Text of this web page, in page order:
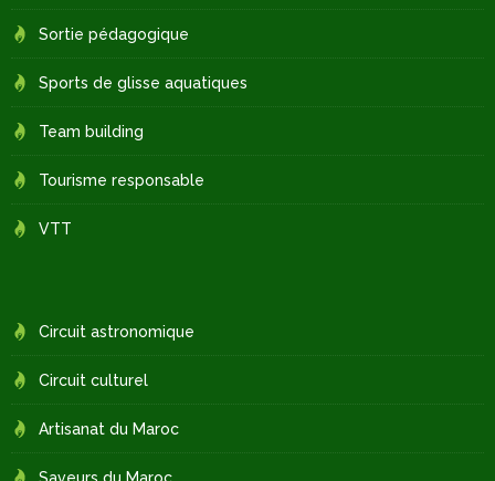
Sortie pédagogique
Sports de glisse aquatiques
Team building
Tourisme responsable
VTT
Circuit astronomique
Circuit culturel
Artisanat du Maroc